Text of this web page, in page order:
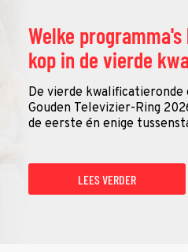
Welke
kop in de vierde
De vierde kwalificatieronde
Gouden Televizier-Ring
de eerste én enige
LEES VERDER